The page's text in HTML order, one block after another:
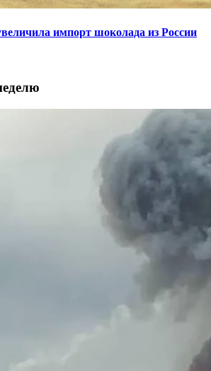
импорт шоколада из России